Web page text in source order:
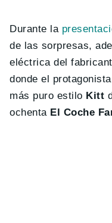
Durante la
de las sorpresas,
eléctrica del
donde el
más puro estilo Kitt
ochentaEl Coche